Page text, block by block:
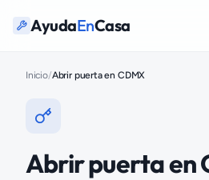
AyudaEnCasa
Inicio/Abrir puerta en CDMX
Abrir puerta en